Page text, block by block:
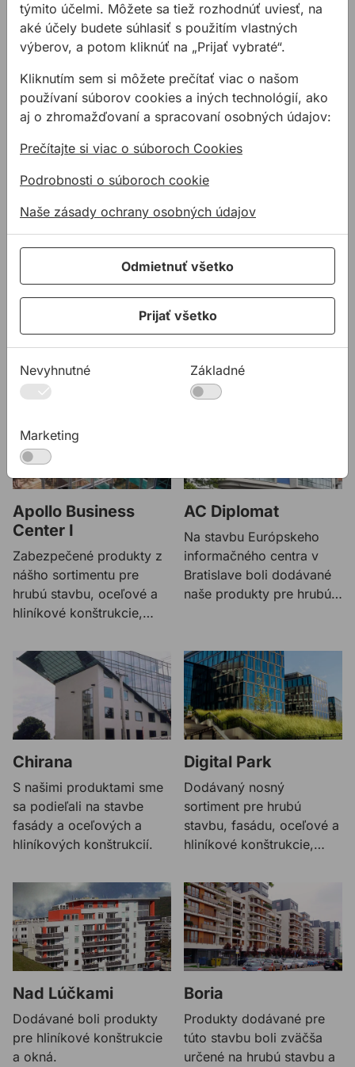
centrovací hrot umožňuje presné navŕtanie
materiálu
povrch opracovaný tryskaním
o 50% dlhšia životnosť vrtáku
Súvisiace články
Tunel Sitina
Dodávanie náradia,
kotviacej a spojovacej
techniky a brusiva pre
hrubú stavbu tunela.
Hornbach
sortiment pre opláštenie
budovy ako náradie,
kotviaca a spojovacia
technika, brusivo,
stavebná chémia a
Apollo Business
Center I
Zabezpečené produkty z
nášho sortimentu pre
hrubú stavbu, oceľové a
hliníkové konštrukcie,
kúrenie.
AC Diplomat
Na stavbu Európskeho
informačného centra v
Bratislave boli dodávané
naše produkty pre hrubú
kúrenie, vzduchotechniku
a klimatizáciu.
Chirana
S našimi produktami sme
sa podieľali na stavbe
fasády a oceľových a
hliníkových konštrukcií.
Digital Park
Dodávaný nosný
sortiment pre hrubú
stavbu, fasádu, oceľové a
hliníkové konštrukcie,
vzduchotechniku a
klimatizáciu.
Nad Lúčkami
Dodávané boli produkty
pre hliníkové konštrukcie
a okná.
Boria
Produkty dodávané pre
túto stavbu boli zväčša
určené na hrubú stavbu a
týmito účelmi. Môžete sa tiež rozhodnúť uviesť, na
aké účely budete súhlasiť s použitím vlastných
výberov, a potom kliknúť na „Prijať vybraté“.
Kliknutím sem si môžete prečítať viac o našom
používaní súborov cookies a iných technológií, ako
aj o zhromažďovaní a spracovaní osobných údajov:
Prečítajte si viac o súboroch Cookies
Podrobnosti o súboroch cookie
Naše zásady ochrany osobných údajov
Odmietnuť všetko
Prijať všetko
Nevyhnutné Základné
Marketing